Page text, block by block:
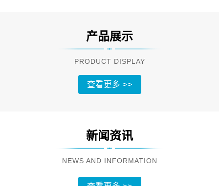
产品展示
PRODUCT DISPLAY
查看更多 >>
新闻资讯
NEWS AND INFORMATION